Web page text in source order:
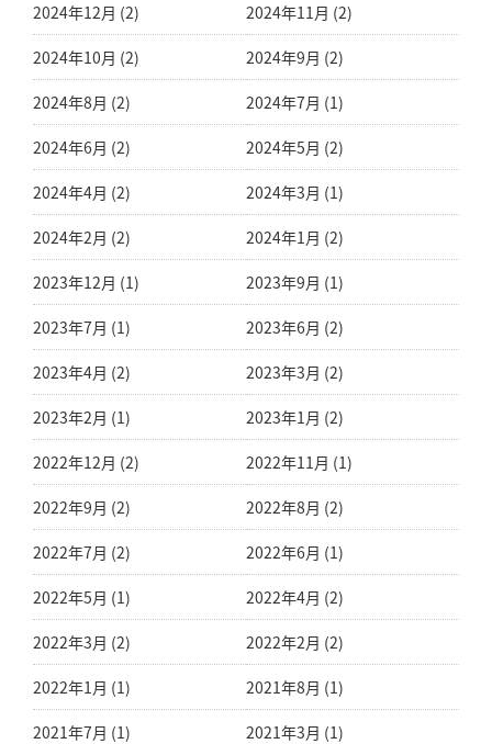
2024年12月 (2) 2024年11月 (2)
2024年10月 (2) 2024年9月 (2)
2024年8月 (2) 2024年7月 (1)
2024年6月 (2) 2024年5月 (2)
2024年4月 (2) 2024年3月 (1)
2024年2月 (2) 2024年1月 (2)
2023年12月 (1) 2023年9月 (1)
2023年7月 (1) 2023年6月 (2)
2023年4月 (2) 2023年3月 (2)
2023年2月 (1) 2023年1月 (2)
2022年12月 (2) 2022年11月 (1)
2022年9月 (2) 2022年8月 (2)
2022年7月 (2) 2022年6月 (1)
2022年5月 (1) 2022年4月 (2)
2022年3月 (2) 2022年2月 (2)
2022年1月 (1) 2021年8月 (1)
2021年7月 (1) 2021年3月 (1)